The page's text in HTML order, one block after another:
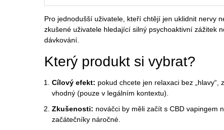
Pro jednodušší uživatele, kteří chtějí jen uklidnit nervy
zkušené uživatele hledající silný psychoaktivní zážitek
dávkování.
Který produkt si vybrat?
Cílový efekt: pokud chcete jen relaxaci bez
vhodný (pouze v legálním kontextu).
Zkušenosti: nováčci by měli začít s CBD vapingem
začátečníky náročné.